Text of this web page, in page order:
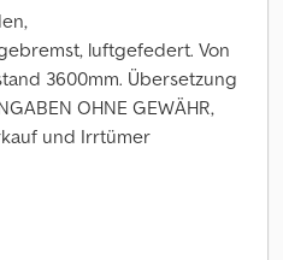
luftgefedert. Von
3600mm. Übersetzung
OHNE GEWÄHR,
und Irrtümer